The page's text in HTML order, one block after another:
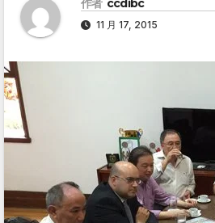
作者 ccdibc
11 月 17, 2015